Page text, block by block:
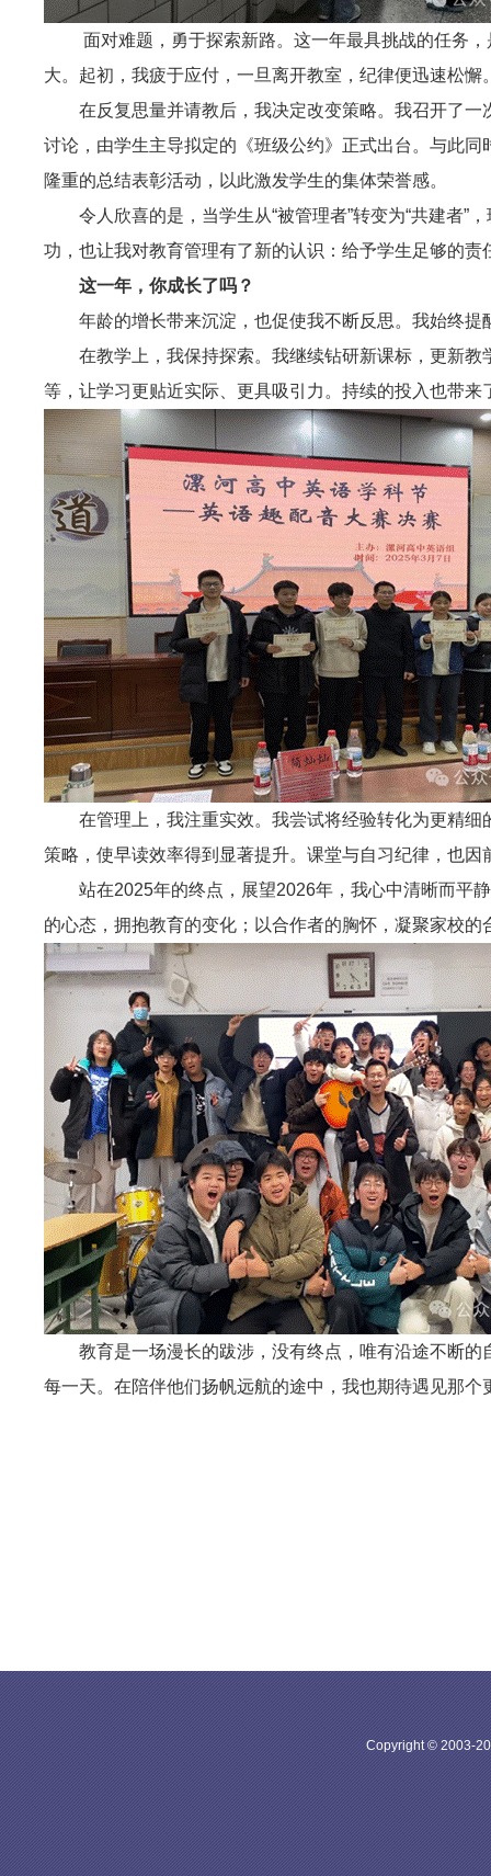
面对难题，勇于探索新路。这一年最具挑战的任务，
大。起初，我疲于应付，一旦离开教室，纪律便迅速松懈
在反复思量并请教后，我决定改变策略。我召开了
讨论，由学生主导拟定的《班级公约》正式出台。与此
隆重的总结表彰活动，以此激发学生的集体荣誉感。
令人欣喜的是，当学生从“被管理者”转变为“共建者
功，也让我对教育管理有了新的认识：给予学生足够的
这一年，你成长了吗？
年龄的增长带来沉淀，也促使我不断反思。我始终
在教学上，我保持探索。我继续钻研新课标，更新
等，让学习更贴近实际、更具吸引力。持续的投入也带
在管理上，我注重实效。我尝试将经验转化为更精
策略，使早读效率得到显著提升。课堂与自习纪律，也
站在2025年的终点，展望2026年，我心中清晰而平
的心态，拥抱教育的变化；以合作者的胸怀，凝聚家校的
教育是一场漫长的跋涉，没有终点，唯有沿途不断
每一天。在陪伴他们扬帆远航的途中，我也期待遇见那个
Copyright © 2003-